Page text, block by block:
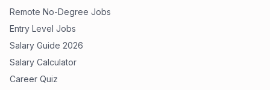
Remote No-Degree Jobs
Entry Level Jobs
Salary Guide 2026
Salary Calculator
Career Quiz